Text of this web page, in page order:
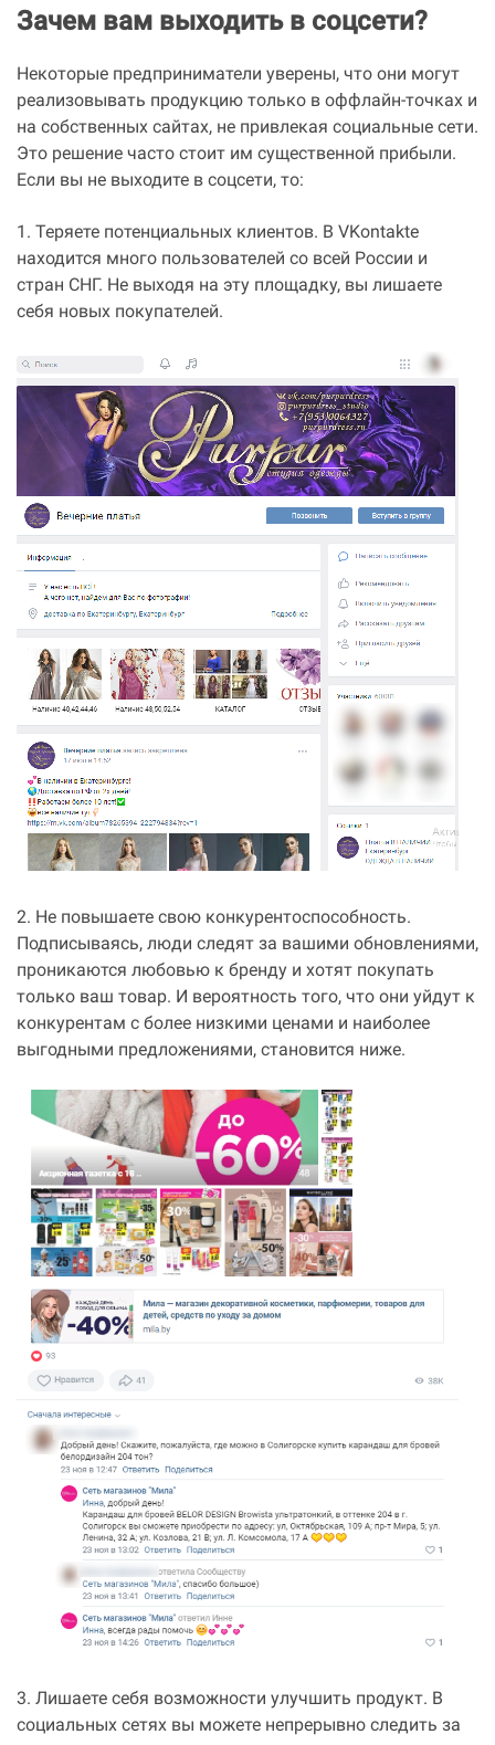
Зачем вам выходить в соцсети?
Некоторые предприниматели уверены, что они могут
реализовывать продукцию только в оффлайн-точках и
на собственных сайтах, не привлекая социальные сети.
Это решение часто стоит им существенной прибыли.
Если вы не выходите в соцсети, то:
1. Теряете потенциальных клиентов. В VKontakte
находится много пользователей со всей России и
стран СНГ. Не выходя на эту площадку, вы лишаете
себя новых покупателей.
2. Не повышаете свою конкурентоспособность.
Подписываясь, люди следят за вашими обновлениями,
проникаются любовью к бренду и хотят покупать
только ваш товар. И вероятность того, что они уйдут к
конкурентам с более низкими ценами и наиболее
выгодными предложениями, становится ниже.
3. Лишаете себя возможности улучшить продукт. В
социальных сетях вы можете непрерывно следить за